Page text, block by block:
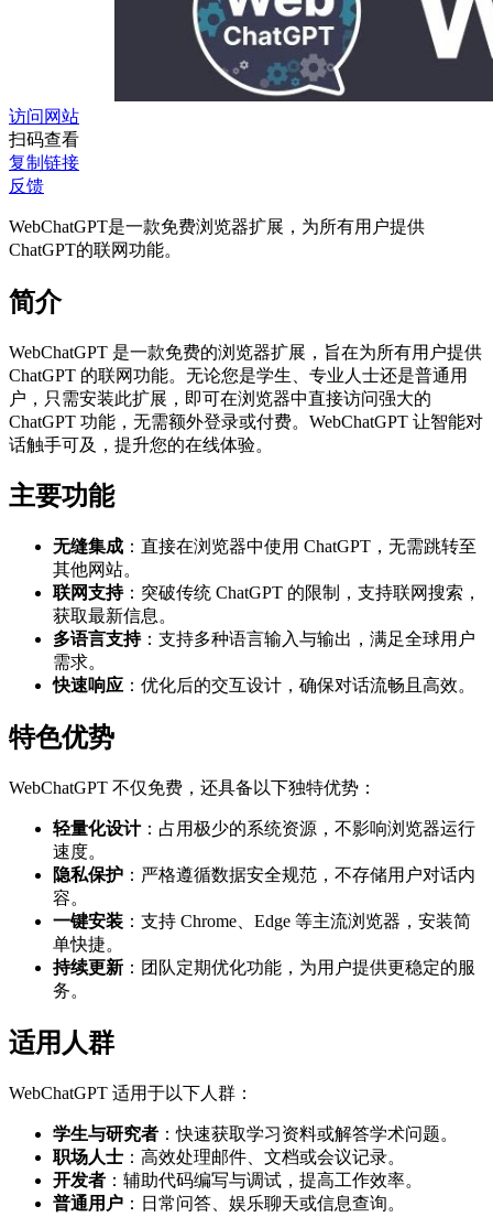
访问网站
扫码查看
复制链接
反馈
WebChatGPT是一款免费浏览器扩展，为所有用户提供
ChatGPT的联网功能。
简介
WebChatGPT 是一款免费的浏览器扩展，旨在为所有用户提供
ChatGPT 的联网功能。无论您是学生、专业人士还是普通用
户，只需安装此扩展，即可在浏览器中直接访问强大的
ChatGPT 功能，无需额外登录或付费。WebChatGPT 让智能对
话触手可及，提升您的在线体验。
主要功能
无缝集成 ：直接在浏览器中使用 ChatGPT，无需跳转至
其他网站。
联网支持：突破传统 ChatGPT 的限制，支持联网搜索，
获取最新信息。
多语言支持：支持多种语言输入与输出，满足全球用户
需求。
快速响应 ：优化后的交互设计，确保对话流畅且高效。
特色优势
WebChatGPT 不仅免费，还具备以下独特优势：
轻量化设计：占用极少的系统资源，不影响浏览器运行
速度。
隐私保护 ：严格遵循数据安全规范，不存储用户对话内
容。
一键安装 ：支持 Chrome、Edge 等主流浏览器，安装简
单快捷。
持续更新 ：团队定期优化功能，为用户提供更稳定的服
务。
适用人群
WebChatGPT 适用于以下人群：
学生与研究者 ：快速获取学习资料或解答学术问题。
职场人士 ：高效处理邮件、文档或会议记录。
开发者 ：辅助代码编写与调试，提高工作效率。
普通用户 ：日常问答、娱乐聊天或信息查询。